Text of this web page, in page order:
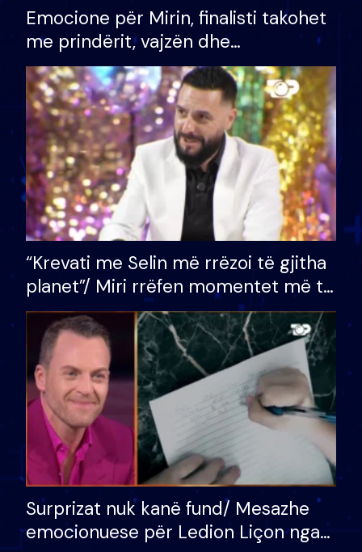
Emocione për Mirin, finalisti takohet
me prindërit, vajzën dhe
bashkëshorten: S’kemi ndonjë letër
divorci apo jo?
“Krevati me Selin më rrëzoi të gjitha
planet”/ Miri rrëfen momentet më të
bukura në shtëpinë e BB VIP: Do më
mungojë zilja e mëngjesit kur…
Surprizat nuk kanë fund/ Mesazhe
emocionuese për Ledion Liçon nga